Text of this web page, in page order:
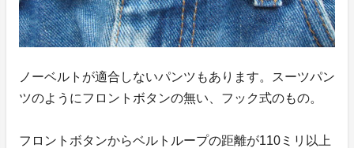
ノーベルトが適合しないパンツもあります。スーツパン
ツのようにフロントボタンの無い、フック式のもの。
フロントボタンからベルトループの距離が110ミリ以上